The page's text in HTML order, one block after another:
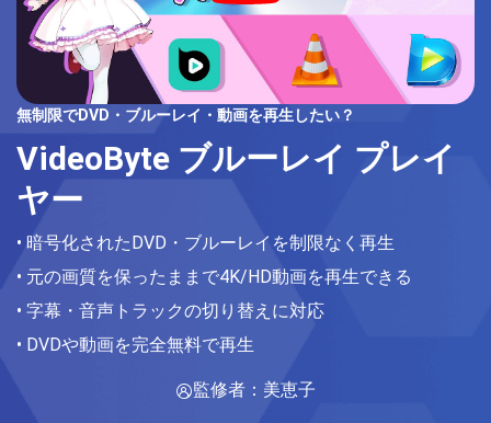
DVD 作成
ブルーレイプレイヤー
ブルーレイコピー
無制限でDVD・ブルーレイ・動画を再生したい？
VideoByte ブルーレイ プレイ
ヤー
• 暗号化されたDVD・ブルーレイを制限なく再生
• 元の画質を保ったままで4K/HD動画を再生できる
• 字幕・音声トラックの切り替えに対応
• DVDや動画を完全無料で再生
監修者：美恵子